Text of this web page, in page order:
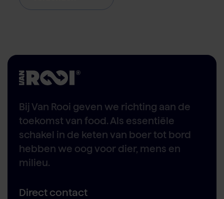
Bij Van Rooi geven we richting aan de
toekomst van food. Als essentiële
schakel in de keten van boer tot bord
hebben we oog voor dier, mens en
milieu.
Direct contact